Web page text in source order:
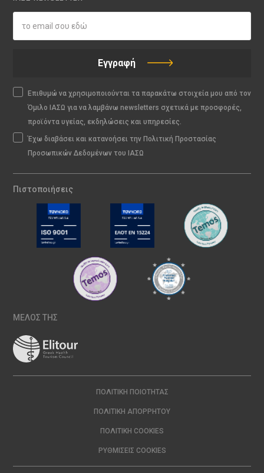
Εγγραφή
Επιθυμώ να χρησιμοποιούνται τα παρακάτω στοιχεία μου από τον
Όμιλο ΙΑΣΩ για να λαμβάνω newsletters σχετικά με προσφορές,
προϊόντα υγείας, εκδηλώσεις και υπηρεσίες.
Έχω διαβάσει και κατανοήσει την Πολιτική Προστασίας
Προσωπικών Δεδομένων του ΙΑΣΩ
Πιστοποιήσεις
ΜΕΛΟΣ ΤΗΣ
ΠΟΛΙΤΙΚΉ ΠΟΙΌΤΗΤΑΣ
ΠΟΛΙΤΙΚΉ ΑΠΟΡΡΉΤΟΥ
ΠΟΛΙΤΙΚΉ COOKIES
ΡΥΘΜΊΣΕΙΣ COOKIES